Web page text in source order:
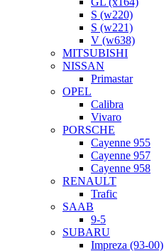
S (w220)
S (w221)
V (w638)
MITSUBISHI
NISSAN
Primastar
OPEL
Calibra
Vivaro
PORSCHE
Cayenne 955
Cayenne 957
Cayenne 958
RENAULT
Trafic
SAAB
9-5
SUBARU
Impreza (93-00)